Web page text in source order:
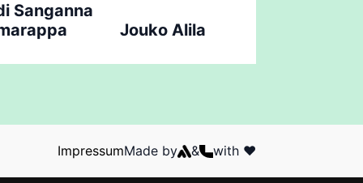
Sanganna
Jouko Alila
ImpressumMade by & with ❤️